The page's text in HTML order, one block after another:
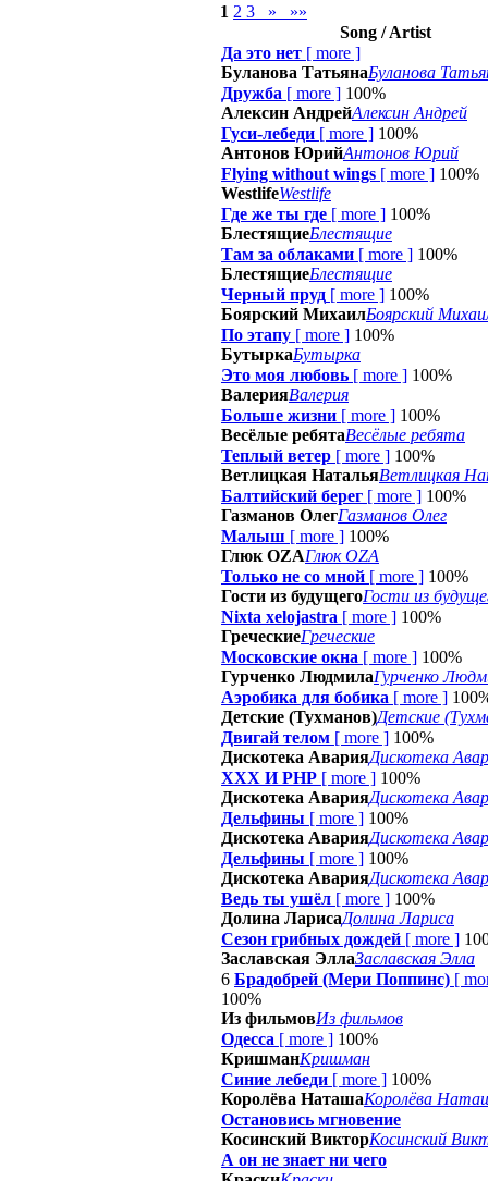
1 2 3 »
»»
Song / Artist
Да это нет [ more ]
Буланова ТатьянаБуланова
Дружба [ more ] 100%
Алексин АндрейАлексин Андрей
Гуси-лебеди [ more ] 100%
Антонов ЮрийАнтонов Юрий
Flying without wings [ more ] 100%
WestlifeWestlife
Где же ты где [ more ] 100%
БлестящиеБлестящие
Там за облаками [ more ] 100%
БлестящиеБлестящие
Черный пруд [ more ] 100%
Боярский МихаилБоярский
По этапу [ more ] 100%
БутыркаБутырка
Это моя любовь [ more ] 100%
ВалерияВалерия
Больше жизни [ more ] 100%
Весёлые ребятаВесёлые ребята
Теплый ветер [ more ] 100%
Ветлицкая НатальяВетлицкая
Балтийский берег [ more ] 100%
Газманов ОлегГазманов Олег
Малыш [ more ] 100%
Глюк OZAГлюк OZA
Только не со мной [ more ] 100%
Гости из будущегоГости из
Nixta xelojastra [ more ] 100%
ГреческиеГреческие
Московские окна [ more ] 100%
Гурченко ЛюдмилаГурченко
Аэробика для бобика [ more ]
Детские (Тухманов)Детские
Двигай телом [ more ] 100%
Дискотека АварияДискотека
ХХХ И РНР [ more ] 100%
Дискотека АварияДискотека
Дельфины [ more ] 100%
Дискотека АварияДискотека
Дельфины [ more ] 100%
Дискотека АварияДискотека
Ведь ты ушёл [ more ] 100%
Долина ЛарисаДолина Лариса
Сезон грибных дождей [ more ]
Заславская ЭллаЗаславская Элла
6 Брадобрей (Мери Поппинс) [
100%
Из фильмовИз фильмов
Одесса [ more ] 100%
КришманКришман
Синие лебеди [ more ] 100%
Королёва НаташаКоролёва
Остановись мгновение
Косинский ВикторКосинский
А он не знает ни чего